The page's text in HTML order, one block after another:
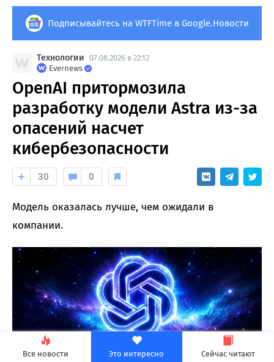
Все новости Это интересно Сейчас читают
Подписывайтесь на WTFTime в Google.Новости
Технологии 07.08.2026 в 22:12
Evernews
OpenAI притормозила
разработку модели Astra из-за
опасений насчет
кибербезопасности
30 0
Модель оказалась лучше, чем ожидали в
компании.